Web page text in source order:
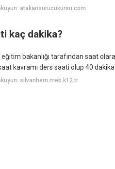
atakansurucukursu.com
kaç dakika?
bakanlığı tarafından saat
kavramı ders saati olup 40 dakika
silvanhem.meb.k12.tr